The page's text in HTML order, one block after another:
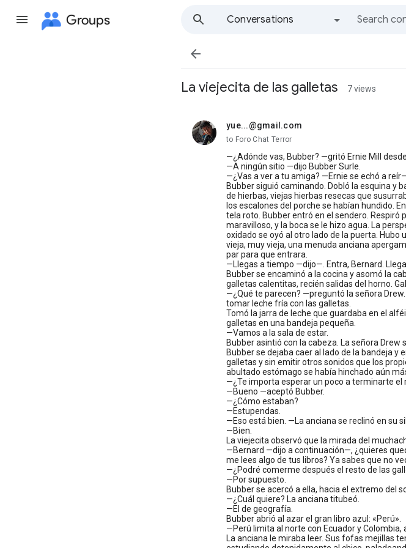
Groups
Conversations

La viejecita de las galletas 7 views
yue...@gmail.com
unread,
to Foro Chat Terror
—¿Adónde vas, Bubber? —gritó Ernie Mill
—A ningún sitio —dijo Bubber Surle.
—¿Vas a ver a tu amiga? —Ernie se echó a
Bubber siguió caminando. Dobló la esquina y
de hierbas, viejas hierbas resecas que
los escalones del porche se habían hundido.
tela roto. Bubber entró en el sendero.
maravilloso, y la boca se le hizo agua. La
oxidado se oyó al otro lado de la puerta. Hubo
vieja, muy vieja, una menuda anciana
par para que entrara.
—Llegas a tiempo —dijo—. Entra, Bernard.
Bubber se encaminó a la cocina y asomó la
galletas calentitas, recién salidas del horno.
—¿Qué te parecen? —preguntó la señora
tomar leche fría con las galletas.
Tomó la jarra de leche que guardaba en el
galletas en una bandeja pequeña.
—Vamos a la sala de estar.
Bubber asintió con la cabeza. La señora
Bubber se dejaba caer al lado de la bandeja
galletas y sin emitir otros sonidos que los
abultado estómago se había hinchado aún
—¿Te importa esperar un poco a terminarte el
—Bueno —aceptó Bubber.
—¿Cómo estaban?
—Estupendas.
—Eso está bien. —La anciana se reclinó en su
—Bien.
La viejecita observó que la mirada del
—Bernard —dijo a continuación—, ¿quieres
me lees algo de tus libros? Ya sabes que no
—¿Podré comerme después el resto de las
—Por supuesto.
Bubber se acercó a ella, hacia el extremo del
—¿Cuál quiere? La anciana titubeó.
—El de geografía.
Bubber abrió al azar el gran libro azul: «Perú».
—Perú limita al norte con Ecuador y Colombia,
La anciana le miraba leer. Sus fofas mejillas